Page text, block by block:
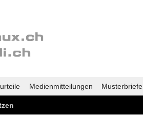
Medienmitteilungen Musterbriefe